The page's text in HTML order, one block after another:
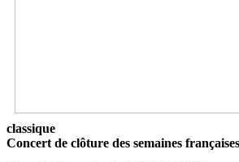
classique
Concert de clôture des semaines